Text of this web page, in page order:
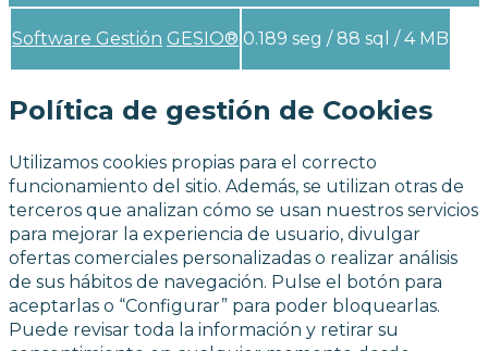
Software Gestión GESIO® 0.189 seg / 88 sql / 4 MB
Política de gestión de Cookies
Utilizamos cookies propias para el correcto
funcionamiento del sitio. Además, se utilizan otras de
terceros que analizan cómo se usan nuestros servicios
para mejorar la experiencia de usuario, divulgar
ofertas comerciales personalizadas o realizar análisis
de sus hábitos de navegación. Pulse el botón para
aceptarlas o “Configurar” para poder bloquearlas.
Puede revisar toda la información y retirar su